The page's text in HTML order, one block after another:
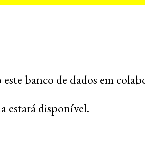
banco de dados em
estará disponível.